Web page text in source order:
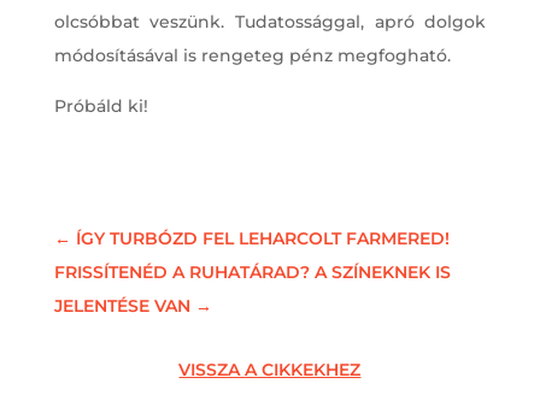
olcsóbbat veszünk. Tudatossággal, apró dolgok
módosításával is rengeteg pénz megfogható.
Próbáld ki!
← ÍGY TURBÓZD FEL LEHARCOLT FARMERED!
FRISSÍTENÉD A RUHATÁRAD? A SZÍNEKNEK IS
JELENTÉSE VAN →
VISSZA A CIKKEKHEZ